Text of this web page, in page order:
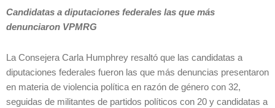
Candidatas a diputaciones federales las que más
denunciaron VPMRG
La Consejera Carla Humphrey resaltó que las candidatas a
diputaciones federales fueron las que más denuncias presentaron
en materia de violencia política en razón de género con 32,
seguidas de militantes de partidos políticos con 20 y candidatas a